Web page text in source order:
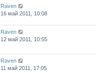
Raven
16 май 2011, 10:08
Raven
12 май 2011, 10:55
Raven
11 май 2011, 17:05